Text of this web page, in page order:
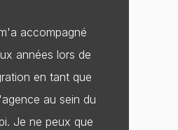
o
k
f
n
accompagné
années lors de
en tant que
au sein du
Je ne peux que